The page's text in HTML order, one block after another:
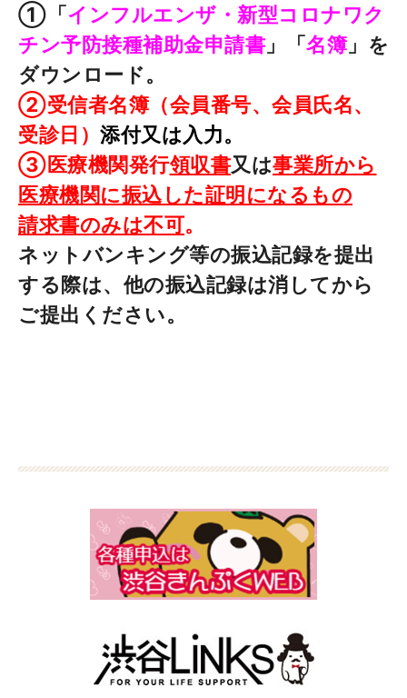
①「 インフルエンザ・新型コロナワク
チン予防接種補助金申請書 」「 名簿 」を
ダウンロード。
②受信者名簿（会員番号、会員氏名、
受診日） 添付又は入力。
③医療機関発行領収書又は事業所から
医療機関に振込した証明になるもの
請求書のみは不可。
ネットバンキング等の振込記録を提出
する際は、他の振込記録は消してから
ご提出ください。